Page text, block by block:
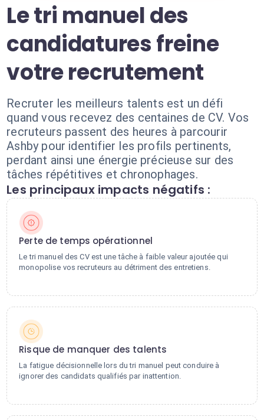
Le tri manuel des
candidatures freine
votre recrutement
Recruter les meilleurs talents est un défi
quand vous recevez des centaines de CV. Vos
recruteurs passent des heures à parcourir
Ashby pour identifier les profils pertinents,
perdant ainsi une énergie précieuse sur des
tâches répétitives et chronophages.
Les principaux impacts négatifs :
Perte de temps opérationnel
Le tri manuel des CV est une tâche à faible valeur ajoutée qui
monopolise vos recruteurs au détriment des entretiens.
Risque de manquer des talents
La fatigue décisionnelle lors du tri manuel peut conduire à
ignorer des candidats qualifiés par inattention.